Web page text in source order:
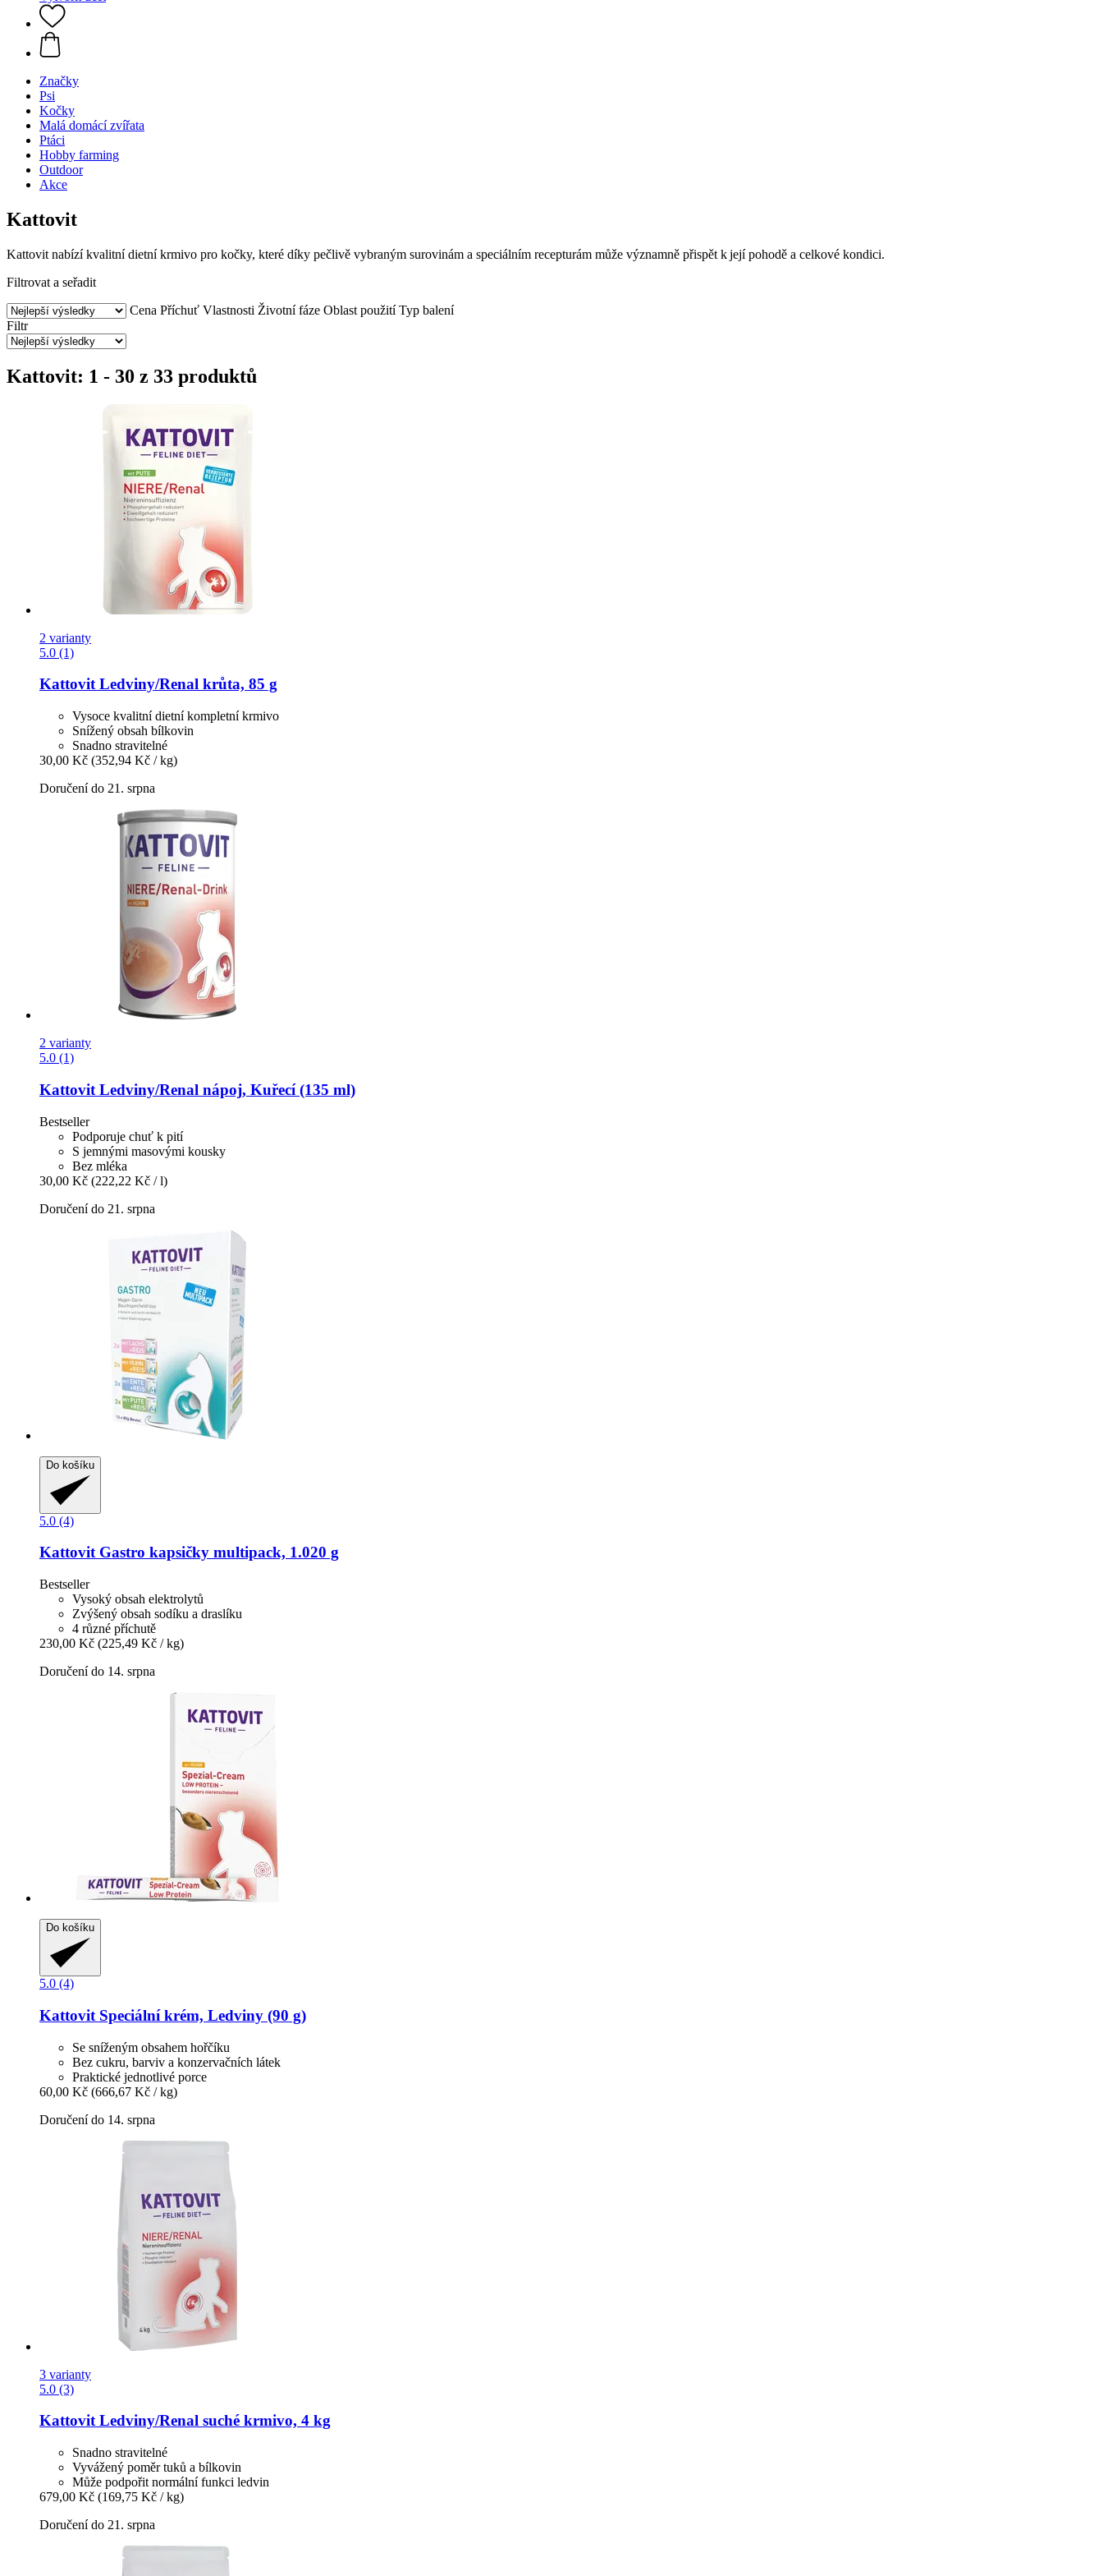
Značky
Psi
Kočky
Malá domácí zvířata
Ptáci
Hobby farming
Outdoor
Akce
Kattovit
Kattovit nabízí kvalitní dietní krmivo pro kočky, které díky pečlivě vybraným surovinám a speciálním recepturám může významně přispět k její pohodě a celkové kondici.
Filtrovat a seřadit
Cena Příchuť Vlastnosti Životní fáze Oblast použití Typ balení
Filtr
Kattovit: 1 - 30 z 33 produktů
2 varianty
5.0 (1)
KattovitLedviny/Renal krůta, 85 g
Vysoce kvalitní dietní kompletní krmivo
Snížený obsah bílkovin
Snadno stravitelné
30,00 Kč (352,94 Kč / kg)
Doručení do 21. srpna
2 varianty
5.0 (1)
Kattovit Ledviny/Renal nápoj, Kuřecí (135 ml)
Bestseller
Podporuje chuť k pití
S jemnými masovými kousky
Bez mléka
30,00 Kč (222,22 Kč / l)
Doručení do 21. srpna
Do košíku
5.0 (4)
KattovitGastro kapsičky multipack, 1.020 g
Bestseller
Vysoký obsah elektrolytů
Zvýšený obsah sodíku a draslíku
4 různé příchutě
230,00 Kč (225,49 Kč / kg)
Doručení do 14. srpna
Do košíku
5.0 (4)
Kattovit Speciální krém, Ledviny (90 g)
Se sníženým obsahem hořčíku
Bez cukru, barviv a konzervačních látek
Praktické jednotlivé porce
60,00 Kč (666,67 Kč / kg)
Doručení do 14. srpna
3 varianty
5.0 (3)
KattovitLedviny/Renal suché krmivo, 4 kg
Snadno stravitelné
Vyvážený poměr tuků a bílkovin
Může podpořit normální funkci ledvin
679,00 Kč (169,75 Kč / kg)
Doručení do 21. srpna